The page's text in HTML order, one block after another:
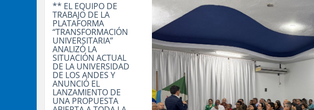
** EL EQUIPO DE
TRABAJO DE LA
PLATAFORMA
“TRANSFORMACIÓN
UNIVERSITARIA”
ANALIZÓ LA
SITUACIÓN ACTUAL
DE LA UNIVERSIDAD
DE LOS ANDES Y
ANUNCIÓ EL
LANZAMIENTO DE
UNA PROPUESTA